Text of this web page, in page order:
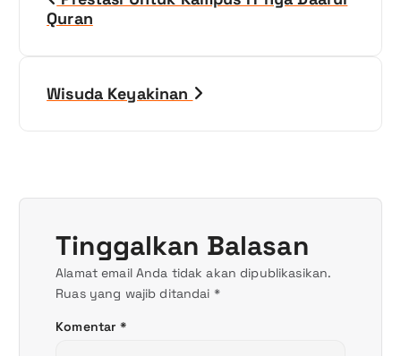
Quran
Wisuda Keyakinan
Tinggalkan Balasan
Alamat email Anda tidak akan dipublikasikan.
Ruas yang wajib ditandai *
Komentar*